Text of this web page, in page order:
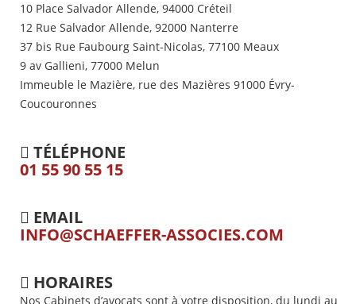
10 Place Salvador Allende, 94000 Créteil
12 Rue Salvador Allende, 92000 Nanterre
37 bis Rue Faubourg Saint-Nicolas, 77100 Meaux
9 av Gallieni, 77000 Melun
Immeuble le Mazière, rue des Mazières 91000 Évry-
Coucouronnes
TÉLÉPHONE
01 55 90 55 15
EMAIL
INFO@SCHAEFFER-ASSOCIES.COM
HORAIRES
Nos Cabinets d’avocats sont à votre disposition, du lundi au